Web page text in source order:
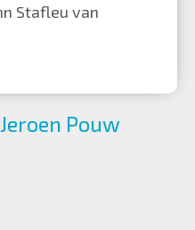
Stafleu van
Jeroen Pouw